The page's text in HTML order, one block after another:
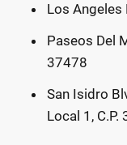
Los Angeles
Paseos Del
37478
San Isidro
Local 1, C.P.